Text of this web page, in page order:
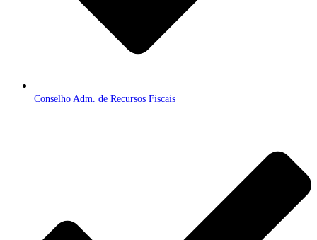
Conselho Adm. de Recursos Fiscais